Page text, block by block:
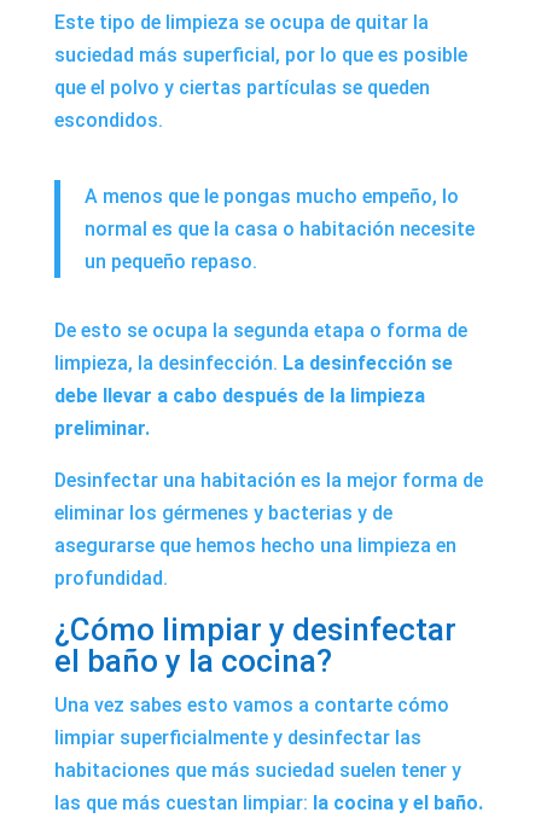
Este tipo de limpieza se ocupa de quitar la
suciedad más superficial, por lo que es posible
que el polvo y ciertas partículas se queden
escondidos.
A menos que le pongas mucho empeño, lo
normal es que la casa o habitación necesite
un pequeño repaso.
De esto se ocupa la segunda etapa o forma de
limpieza, la desinfección. La desinfección se
debe llevar a cabo después de la limpieza
preliminar.
Desinfectar una habitación es la mejor forma de
eliminar los gérmenes y bacterias y de
asegurarse que hemos hecho una limpieza en
profundidad.
¿Cómo limpiar y desinfectar
el baño y la cocina?
Una vez sabes esto vamos a contarte cómo
limpiar superficialmente y desinfectar las
habitaciones que más suciedad suelen tener y
las que más cuestan limpiar: la cocinay el baño.